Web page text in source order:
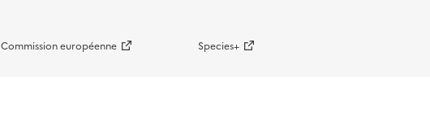
Commission européenne Species+